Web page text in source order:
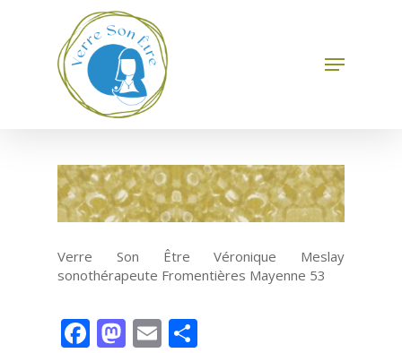
Menu
Verre Son Être Véronique Meslay
sonothérapeute Fromentières Mayenne 53
Facebook
Mastodon
Email